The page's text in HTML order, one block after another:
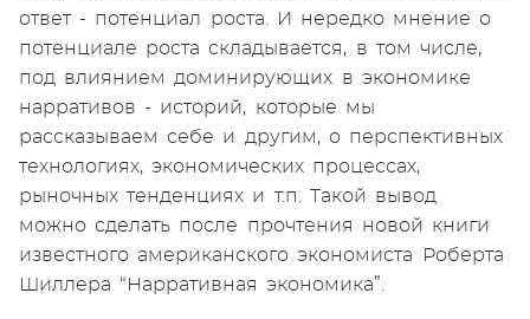
ответ - потенциал роста. И нередко мнение о
потенциале роста складывается, в том числе,
под влиянием доминирующих в экономике
нарративов - историй, которые мы
рассказываем себе и другим, о перспективных
технологиях, экономических процессах,
рыночных тенденциях и т.п. Такой вывод
можно сделать после прочтения новой книги
известного американского экономиста Роберта
Шиллера “Нарративная экономика”.